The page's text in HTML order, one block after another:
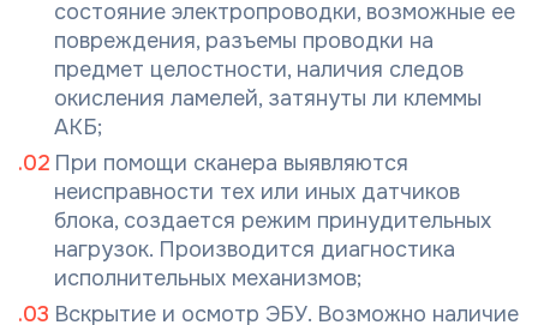
состояние электропроводки, возможные ее
повреждения, разъемы проводки на
предмет целостности, наличия следов
окисления ламелей, затянуты ли клеммы
АКБ;
При помощи сканера выявляются
неисправности тех или иных датчиков
блока, создается режим принудительных
нагрузок. Производится диагностика
исполнительных механизмов;
Вскрытие и осмотр ЭБУ. Возможно наличие